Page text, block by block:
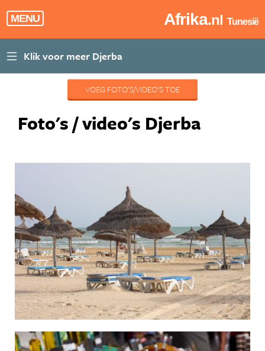
MENU Afrika.nl Tunesië
VOEG FOTO'S/VIDEO'S TOE
Foto's / video's Djerba